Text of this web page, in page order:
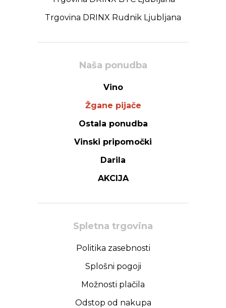
Trgovina DRINX Rudnik Ljubljana
Naša ponudba
Vino
Žgane pijače
Ostala ponudba
Vinski pripomočki
Darila
AKCIJA
Spletna trgovina
Politika zasebnosti
Splošni pogoji
Možnosti plačila
Odstop od nakupa